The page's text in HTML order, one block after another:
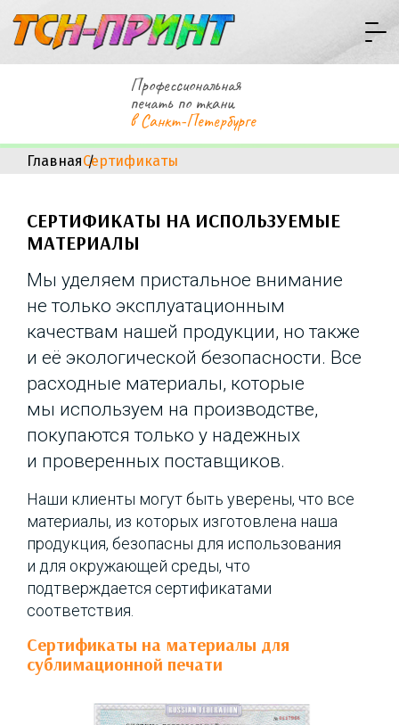
Профессиональная
печать по ткани
в Санкт-Петербурге
ГлавнаяСертификаты
СЕРТИФИКАТЫ НА ИСПОЛЬЗУЕМЫЕ
МАТЕРИАЛЫ
Мы уделяем пристальное внимание
не только эксплуатационным
качествам нашей продукции, но также
и её экологической безопасности. Все
расходные материалы, которые
мы используем на производстве,
покупаются только у надежных
и проверенных поставщиков.
Наши клиенты могут быть уверены, что все
материалы, из которых изготовлена наша
продукция, безопасны для использования
и для окружающей среды, что
подтверждается сертификатами
соответствия.
Сертификаты на материалы для
сублимационной печати